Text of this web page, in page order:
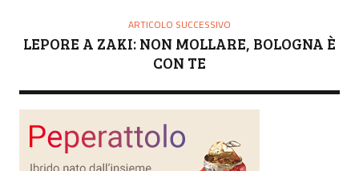
ARTICOLO SUCCESSIVO
LEPORE A ZAKI: NON MOLLARE, BOLOGNA È
CON TE